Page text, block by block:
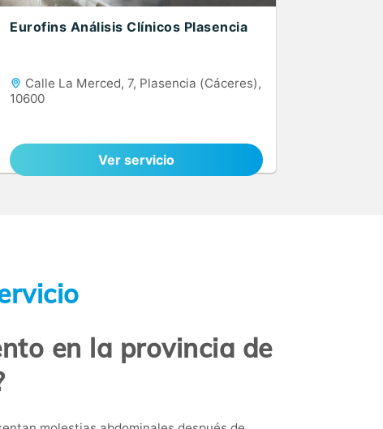
Eurofins Análisis Clínicos Plasencia
Calle La Merced, 7, Plasencia (Cáceres),
10600
Ver servicio
en la provincia de